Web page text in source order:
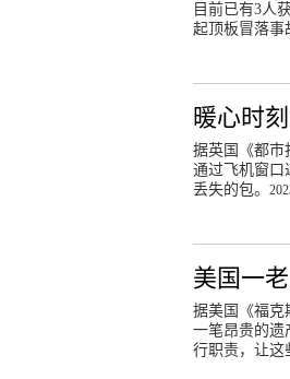
目前已有3人
起顶板冒落事
暖心时
据英国《都市
通过飞机窗口
丢失的包。
美国一
据美国《福克
一笔昂贵的遗
行职责，让这